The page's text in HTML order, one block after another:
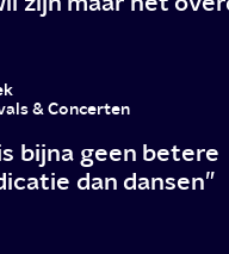
& Concerten
bijna geen betere
dan dansen”